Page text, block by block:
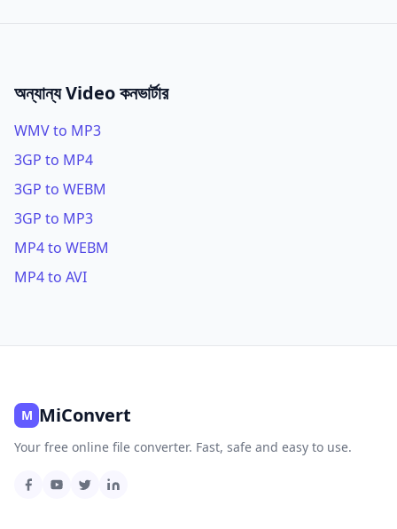
অন্যান্য Video কনভার্টার
WMV to MP3
3GP to MP4
3GP to WEBM
3GP to MP3
MP4 to WEBM
MP4 to AVI
M MiConvert
Your free online file converter. Fast, safe and easy to use.